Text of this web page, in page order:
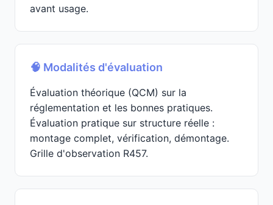
avant usage.
🧠 Modalités d'évaluation
Évaluation théorique (QCM) sur la
réglementation et les bonnes pratiques.
Évaluation pratique sur structure réelle :
montage complet, vérification, démontage.
Grille d'observation R457.